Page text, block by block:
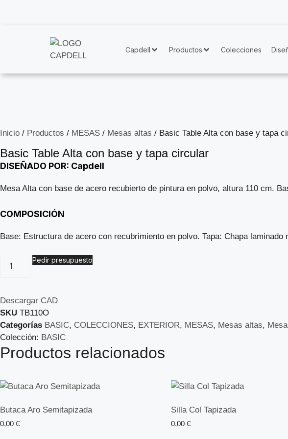
Capdell Productos Colecciones
Inicio / Productos / MESAS / Mesas altas / Basic Table Alta con base y tapa
Basic Table Alta con base y tapa circular
DISEÑADO POR: Capdell
Mesa Alta con base de acero recubierto de pintura en polvo, altura 110 cm.
COMPOSICIÓN
Base: Estructura de acero con recubrimiento en polvo. Tapa: Chapa laminado
Pedir presupuesto
Descargar CAD
SKU TB110O
Categorías BASIC, COLECCIONES, EXTERIOR, MESAS, Mesas altas,
Colección: BASIC
Productos relacionados
Butaca Aro Semitapizada
0,00 €
Silla Col Tapizada
0,00 €